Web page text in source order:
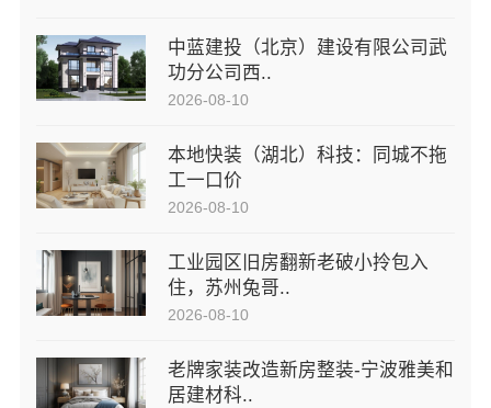
中蓝建投（北京）建设有限公司武
功分公司西..
2026-08-10
本地快装（湖北）科技：同城不拖
工一口价
2026-08-10
工业园区旧房翻新老破小拎包入
住，苏州兔哥..
2026-08-10
老牌家装改造新房整装-宁波雅美和
居建材科..